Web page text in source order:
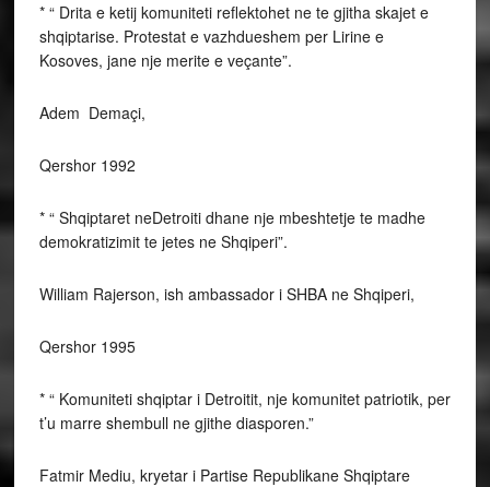
* “ Drita e ketij komuniteti reflektohet ne te gjitha skajet e
shqiptarise. Protestat e vazhdueshem per Lirine e
Kosoves, jane nje merite e veçante”.
Adem Demaçi,
Qershor 1992
* “ Shqiptaret neDetroiti dhane nje mbeshtetje te madhe
demokratizimit te jetes ne Shqiperi”.
William Rajerson, ish ambassador i SHBA ne Shqiperi,
Qershor 1995
* “ Komuniteti shqiptar i Detroitit, nje komunitet patriotik, per
t’u marre shembull ne gjithe diasporen.”
Fatmir Mediu, kryetar i Partise Republikane Shqiptare